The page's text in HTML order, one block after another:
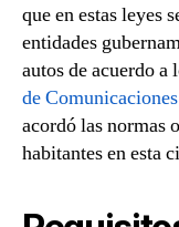
que en estas leyes
entidades
autos de acuerdo a
de
acordó las normas
habitantes en esta